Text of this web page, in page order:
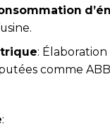
:
comme
: